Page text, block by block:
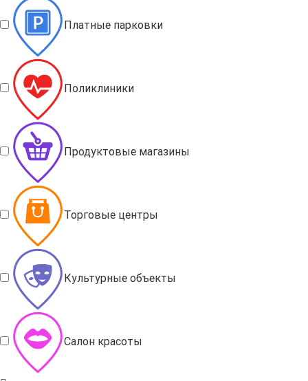
Платные парковки
Поликлиники
Продуктовые магазины
Торговые центры
Культурные объекты
Салон красоты